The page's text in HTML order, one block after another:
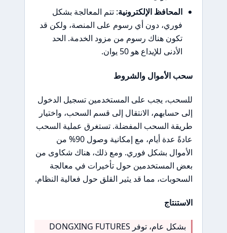
المحافظ الإلكترونية: تتم المعالجة بشكل
فوري، دون أي رسوم على المنصة، ولكن قد
تكون هناك رسوم من مزود الخدمة. الحد
الأدنى للإيداع هو 50 يوان.
سحب الأموال والشروط
للسحب، يجب على المستخدمين تسجيل الدخول
إلى حسابهم، الانتقال إلى قسم السحب، واختيار
طريقة السحب المفضلة. تستغرق عملية السحب
عادةً عدة أيام، مع إمكانية وصول 90% من
الأموال بشكل فوري. ومع ذلك، هناك شكاوى من
بعض المستخدمين حول تأخيرات في معالجة
السحوبات، مما قد يثير القلق حول فعالية النظام.
الاستنتاج
بشكل عام، توفر DONGXING FUTURES